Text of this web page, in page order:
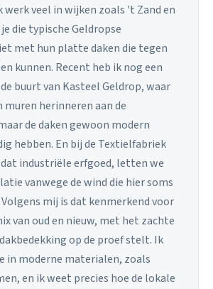
werk veel in wijken zoals 't Zand en
die typische Geldropse
met hun platte daken die tegen
kunnen. Recent heb ik nog een
buurt van Kasteel Geldrop, waar
muren herinneren aan de
de daken gewoon modern
hebben. En bij de Textielfabriek
industriële erfgoed, letten we
vanwege de wind die hier soms
mij is dat kenmerkend voor
van oud en nieuw, met het zachte
op de proef stelt. Ik
in moderne materialen, zoals
en ik weet precies hoe de lokale